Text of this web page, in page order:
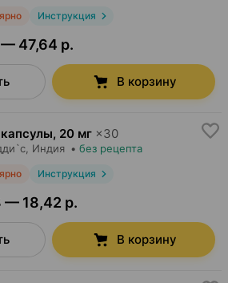
Инструкция
— 47,64 р.
В корзину
, 20 мг ×30
, Индия • без рецепта
Инструкция
— 18,42 р.
В корзину